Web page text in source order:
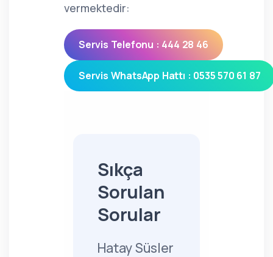
vermektedir:
Servis Telefonu : 444 28 46
Servis WhatsApp Hattı : 0535 570 61 87
Sıkça
Sorulan
Sorular
Hatay Süsler